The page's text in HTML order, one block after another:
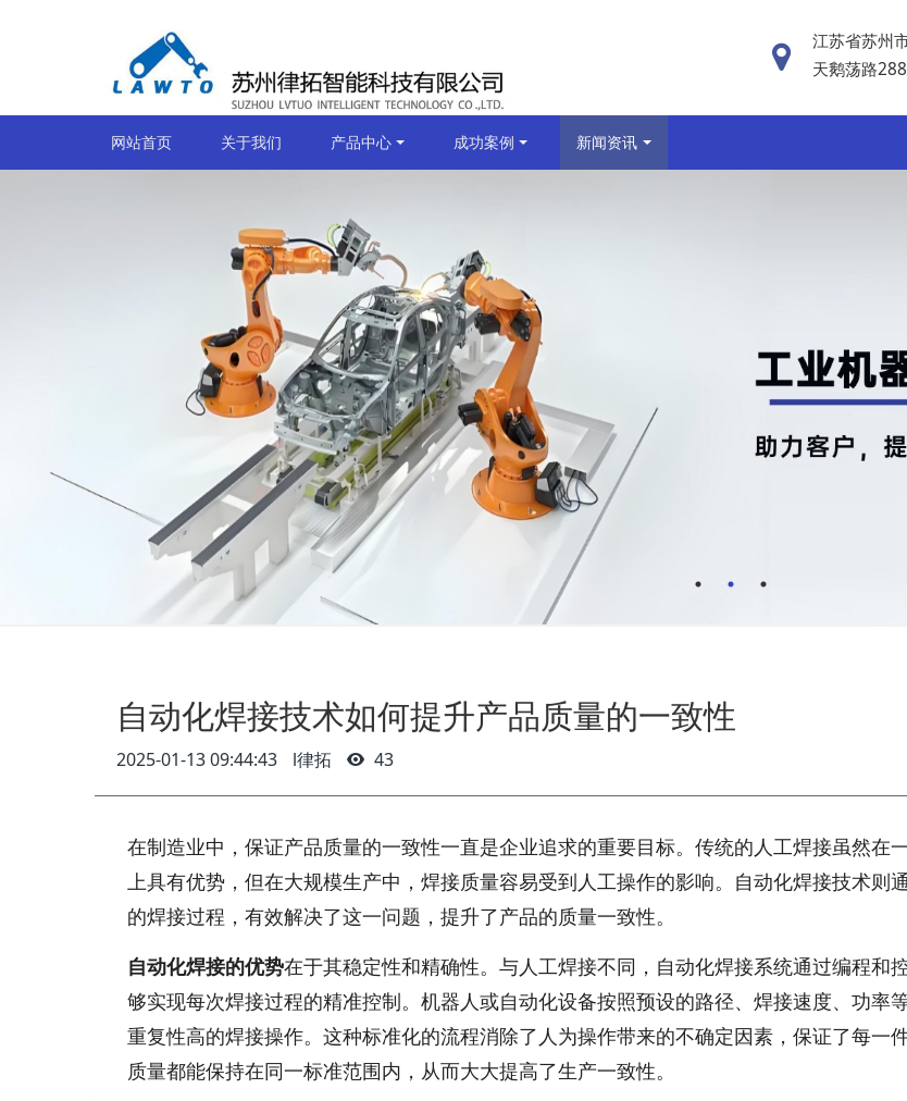
江苏省苏州
天鹅荡路
网站首页 关于我们 产品中心 成功案例 新闻资讯
自动化焊接技术如何提升产品质量的一致性
2025-01-13 09:44:43 l律拓 43
在制造业中，保证产品质量的一致性一直是企业追求的重要目标。传统的人工焊接虽然在
上具有优势，但在大规模生产中，焊接质量容易受到人工操作的影响。自动化焊接技术则
的焊接过程，有效解决了这一问题，提升了产品的质量一致性。
自动化焊接的优势在于其稳定性和精确性。与人工焊接不同，自动化焊接系统通过编程和
够实现每次焊接过程的精准控制。机器人或自动化设备按照预设的路径、焊接速度、功率
重复性高的焊接操作。这种标准化的流程消除了人为操作带来的不确定因素，保证了每一
质量都能保持在同一标准范围内，从而大大提高了生产一致性。